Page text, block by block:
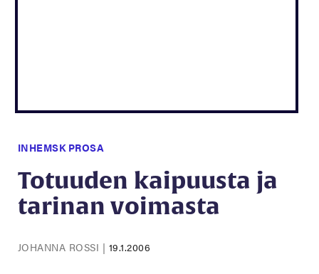
INHEMSK PROSA
Totuuden kaipuusta ja
tarinan voimasta
JOHANNA ROSSI | 19.1.2006